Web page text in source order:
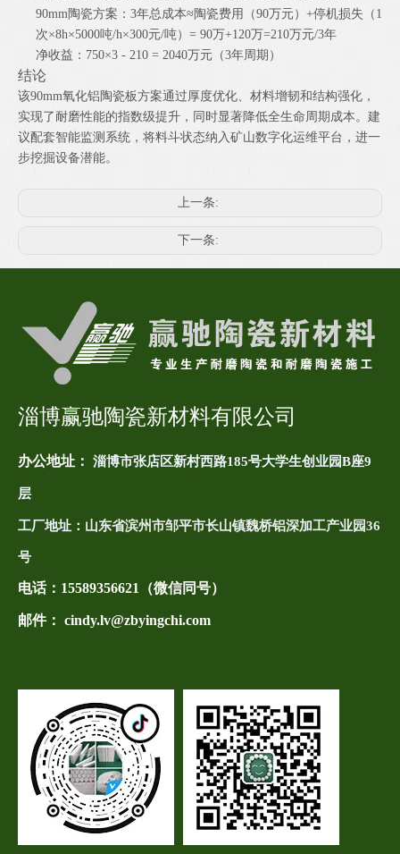
90mm陶瓷方案：3年总成本≈陶瓷费用（90万元）+停机损失（1
次×8h×5000吨/h×300元/吨）= 90万+120万=210万元/3年
净收益：750×3 - 210 = 2040万元（3年周期）
结论
该90mm氧化铝陶瓷板方案通过厚度优化、材料增韧和结构强化，
实现了耐磨性能的指数级提升，同时显著降低全生命周期成本。建
议配套智能监测系统，将料斗状态纳入矿山数字化运维平台，进一
步挖掘设备潜能。
上一条:
下一条:
淄博赢驰陶瓷新材料有限公司
办公地址： 淄博市张店区新村西路185号大学生创业园B座9
层
工厂地址： 山东省滨州市邹平市长山镇魏桥铝深加工产业园36
号
电话： 15589356621（微信同号）
邮件： cindy.lv@zbyingchi.com